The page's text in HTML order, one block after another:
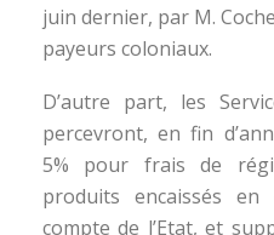
juin dernier, par M.
payeurs coloniaux.
D’autre part, les
percevront, en fin
5% pour frais de
produits encaissés
compte de l’Etat, et